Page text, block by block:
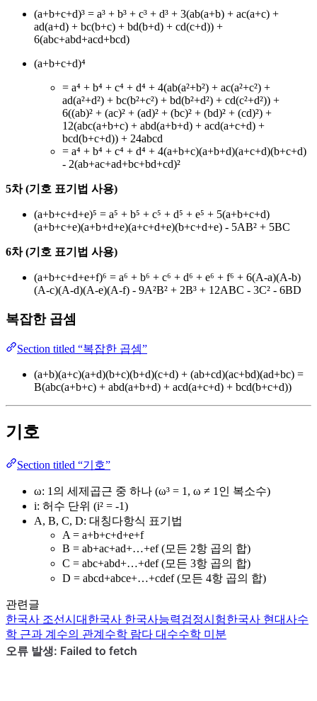
(a+b+c+d)³ = a³ + b³ + c³ + d³ + 3(ab(a+b) + ac(a+c) +
ad(a+d) + bc(b+c) + bd(b+d) + cd(c+d)) +
6(abc+abd+acd+bcd)
(a+b+c+d)⁴
= a⁴ + b⁴ + c⁴ + d⁴ + 4(ab(a²+b²) + ac(a²+c²) +
ad(a²+d²) + bc(b²+c²) + bd(b²+d²) + cd(c²+d²)) +
6((ab)² + (ac)² + (ad)² + (bc)² + (bd)² + (cd)²) +
12(abc(a+b+c) + abd(a+b+d) + acd(a+c+d) +
bcd(b+c+d)) + 24abcd
= a⁴ + b⁴ + c⁴ + d⁴ + 4(a+b+c)(a+b+d)(a+c+d)(b+c+d)
- 2(ab+ac+ad+bc+bd+cd)²
5차 (기호 표기법 사용)
(a+b+c+d+e)⁵ = a⁵ + b⁵ + c⁵ + d⁵ + e⁵ + 5(a+b+c+d)
(a+b+c+e)(a+b+d+e)(a+c+d+e)(b+c+d+e) - 5AB² + 5BC
6차 (기호 표기법 사용)
(a+b+c+d+e+f)⁶ = a⁶ + b⁶ + c⁶ + d⁶ + e⁶ + f⁶ + 6(A-a)(A-b)
(A-c)(A-d)(A-e)(A-f) - 9A²B² + 2B³ + 12ABC - 3C² - 6BD
복잡한 곱셈
Section titled “복잡한 곱셈”
(a+b)(a+c)(a+d)(b+c)(b+d)(c+d) + (ab+cd)(ac+bd)(ad+bc) =
B(abc(a+b+c) + abd(a+b+d) + acd(a+c+d) + bcd(b+c+d))
기호
Section titled “기호”
ω: 1의 세제곱근 중 하나 (ω³ = 1, ω ≠ 1인 복소수)
i: 허수 단위 (i² = -1)
A, B, C, D: 대칭다항식 표기법
A = a+b+c+d+e+f
B = ab+ac+ad+…+ef (모든 2항 곱의 합)
C = abc+abd+…+def (모든 3항 곱의 합)
D = abcd+abce+…+cdef (모든 4항 곱의 합)
관련글
한국사 조선시대 한국사 한국사능력검정시험한국사 현대사수
학 근과 계수의 관계 수학 람다 대수수학 미분